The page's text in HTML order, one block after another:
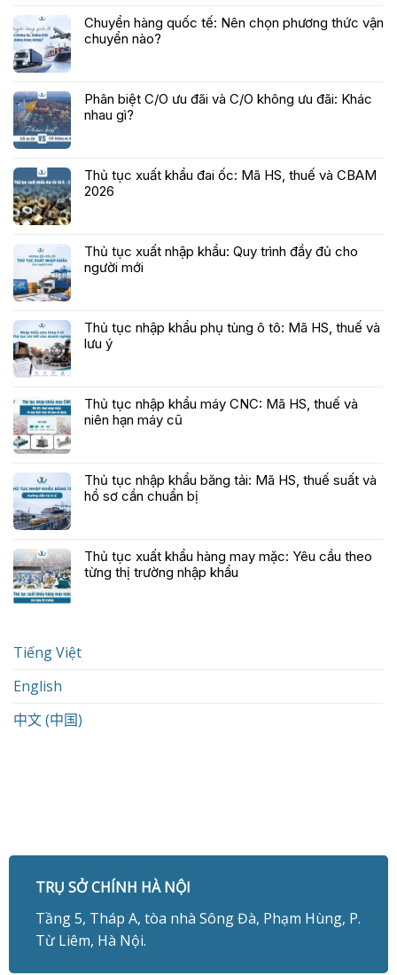
Chuyển hàng quốc tế: Nên chọn phương thức vận
chuyển nào?
Phân biệt C/O ưu đãi và C/O không ưu đãi: Khác
nhau gì?
Thủ tục xuất khẩu đai ốc: Mã HS, thuế và CBAM
2026
Thủ tục xuất nhập khẩu: Quy trình đầy đủ cho
người mới
Thủ tục nhập khẩu phụ tùng ô tô: Mã HS, thuế và
lưu ý
Thủ tục nhập khẩu máy CNC: Mã HS, thuế và
niên hạn máy cũ
Thủ tục nhập khẩu băng tải: Mã HS, thuế suất và
hồ sơ cần chuẩn bị
Thủ tục xuất khẩu hàng may mặc: Yêu cầu theo
từng thị trường nhập khẩu
Tiếng Việt
English
中文 (中国)
TRỤ SỞ CHÍNH HÀ NỘI
Tầng 5, Tháp A, tòa nhà Sông Đà, Phạm Hùng, P.
Từ Liêm, Hà Nội.